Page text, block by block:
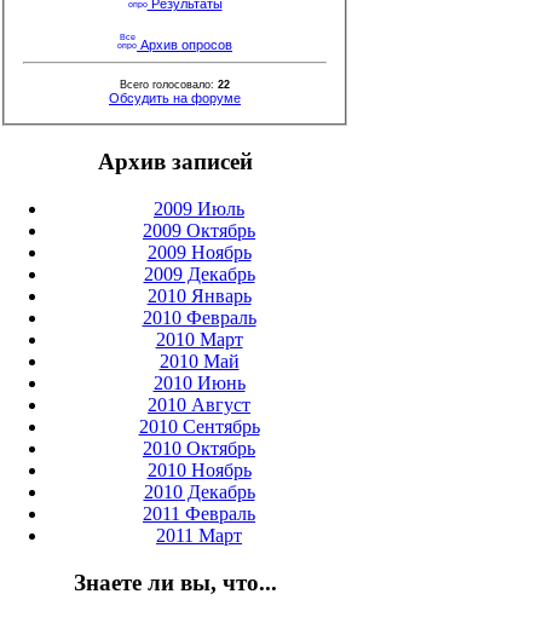
Результаты
Архив опросов
Всего голосовало: 22
Обсудить на форуме
Архив записей
2009 Июль
2009 Октябрь
2009 Ноябрь
2009 Декабрь
2010 Январь
2010 Февраль
2010 Март
2010 Май
2010 Июнь
2010 Август
2010 Сентябрь
2010 Октябрь
2010 Ноябрь
2010 Декабрь
2011 Февраль
2011 Март
Знаете ли вы, что...